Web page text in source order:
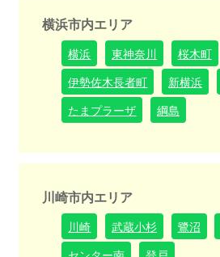
横浜市内エリア
横浜 東神奈川 桜木町
伊勢佐木長者町
新横浜
たまプラーザ
綱島
川崎市内エリア
川崎 武蔵小杉 鷺沼